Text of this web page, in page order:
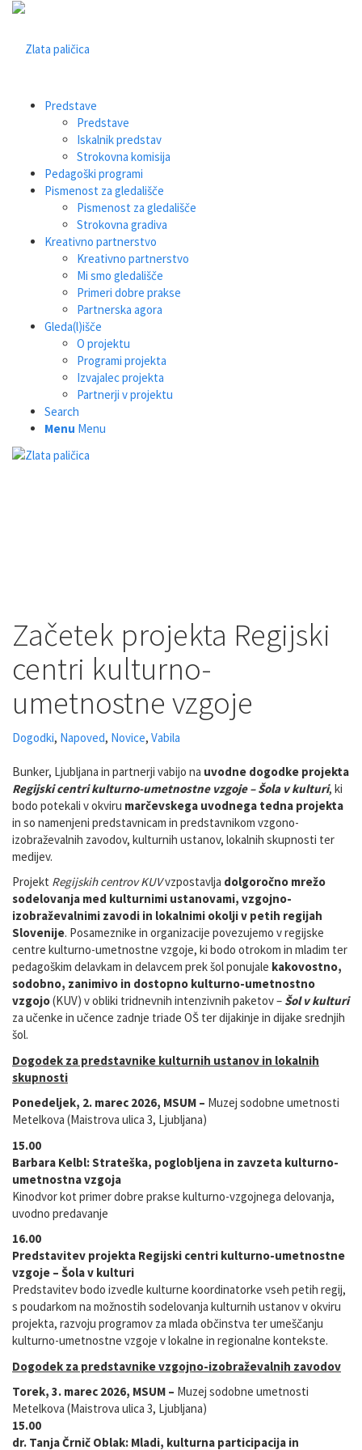
Predstave
Predstave
Iskalnik predstav
Strokovna komisija
Pedagoški programi
Pismenost za gledališče
Pismenost za gledališče
Strokovna gradiva
Kreativno partnerstvo
Kreativno partnerstvo
Mi smo gledališče
Primeri dobre prakse
Partnerska agora
Gleda(l)išče
O projektu
Programi projekta
Izvajalec projekta
Partnerji v projektu
Search
Menu Menu
Začetek projekta Regijski
centri kulturno-
umetnostne vzgoje
Dogodki, Napoved, Novice, Vabila
Bunker, Ljubljana in partnerji vabijo na uvodne dogodke projekta
Regijski centri kulturno-umetnostne vzgoje – Šola v kulturi, ki
bodo potekali v okviru marčevskega uvodnega tedna projekta
in so namenjeni predstavnicam in predstavnikom vzgono-
izobraževalnih zavodov, kulturnih ustanov, lokalnih skupnosti ter
medijev.
Projekt Regijskih centrov KUVvzpostavlja dolgoročno mrežo
sodelovanja med kulturnimi ustanovami, vzgojno-
izobraževalnimi zavodi in lokalnimi okolji v petih regijah
Slovenije. Posameznike in organizacije povezujemo v regijske
centre kulturno-umetnostne vzgoje, ki bodo otrokom in mladim ter
pedagoškim delavkam in delavcem prek šol ponujale kakovostno,
sodobno, zanimivo in dostopno kulturno-umetnostno
vzgojo(KUV) v obliki tridnevnih intenzivnih paketov – Šol v kulturi
za učenke in učence zadnje triade OŠ ter dijakinje in dijake srednjih
šol.
Dogodek za predstavnike kulturnih ustanov in lokalnih
skupnosti
Ponedeljek, 2. marec 2026, MSUM – Muzej sodobne umetnosti
Metelkova (Maistrova ulica 3, Ljubljana)
15.00
Barbara Kelbl: Strateška, poglobljena in zavzeta kulturno-
umetnostna vzgoja
Kinodvor kot primer dobre prakse kulturno-vzgojnega delovanja,
uvodno predavanje
16.00
Predstavitev projekta Regijski centri kulturno-umetnostne
vzgoje – Šola v kulturi
Predstavitev bodo izvedle kulturne koordinatorke vseh petih regij,
s poudarkom na možnostih sodelovanja kulturnih ustanov v okviru
projekta, razvoju programov za mlada občinstva ter umeščanju
kulturno-umetnostne vzgoje v lokalne in regionalne kontekste.
Dogodek za predstavnike vzgojno-izobraževalnih zavodov
Torek, 3. marec 2026, MSUM – Muzej sodobne umetnosti
Metelkova (Maistrova ulica 3, Ljubljana)
15.00
dr. Tanja Črnič Oblak: Mladi, kulturna participacija in